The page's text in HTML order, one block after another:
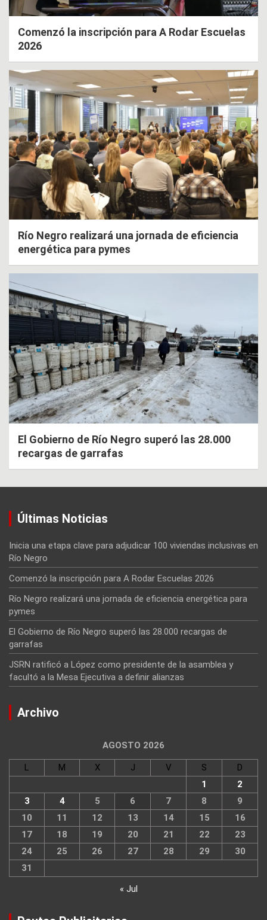
Comenzó la inscripción para A Rodar Escuelas
2026
Río Negro realizará una jornada de eficiencia
energética para pymes
El Gobierno de Río Negro superó las 28.000
recargas de garrafas
Últimas Noticias
Inicia una etapa clave para adjudicar 100 viviendas inclusivas en
Río Negro
Comenzó la inscripción para A Rodar Escuelas 2026
Río Negro realizará una jornada de eficiencia energética para
pymes
El Gobierno de Río Negro superó las 28.000 recargas de
garrafas
JSRN ratificó a López como presidente de la asamblea y
facultó a la Mesa Ejecutiva a definir alianzas
Archivo
AGOSTO 2026
L M X J V S
D
1
2
3
4 5 6 7 8
9
10
11 12 13 14 15
16
17
18 19 20 21 22
23
24
25 26 27 28 29
30
31
« Jul